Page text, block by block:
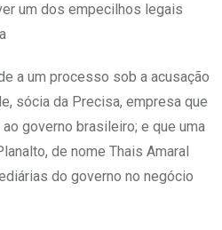
um dos empecilhos legais
a um processo sob a acusação
sócia da Precisa, empresa que
governo brasileiro; e que uma
de nome Thais Amaral
do governo no negócio